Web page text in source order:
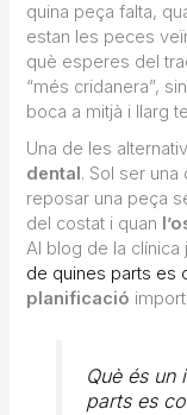
quina peça falta,
estan les peces
què esperes del
“més cridanera”,
boca a mitjà i llarg
Una de les
dental. Sol ser
reposar una peça
del costat i quan
Al blog de la clínica
de quines parts es
planificació
Què és un
parts es